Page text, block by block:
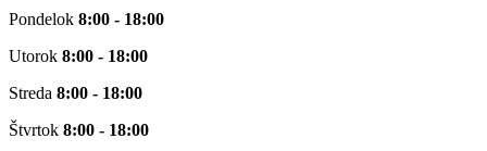
Pondelok 8:00 - 18:00
Utorok 8:00 - 18:00
Streda 8:00 - 18:00
Štvrtok 8:00 - 18:00